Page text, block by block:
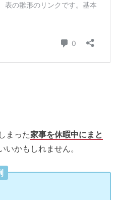
まった家事を休暇中にまと
いかもしれません。